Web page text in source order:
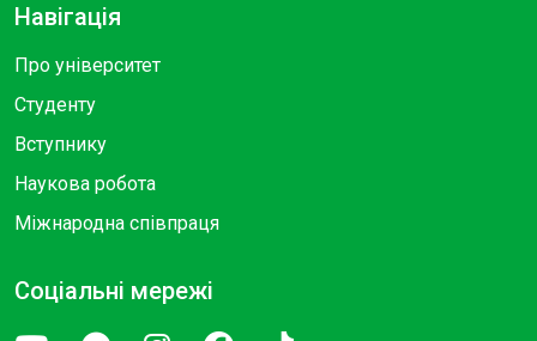
Навігація
Про університет
Студенту
Вступнику
Наукова робота
Міжнародна співпраця
Соціальні мережі